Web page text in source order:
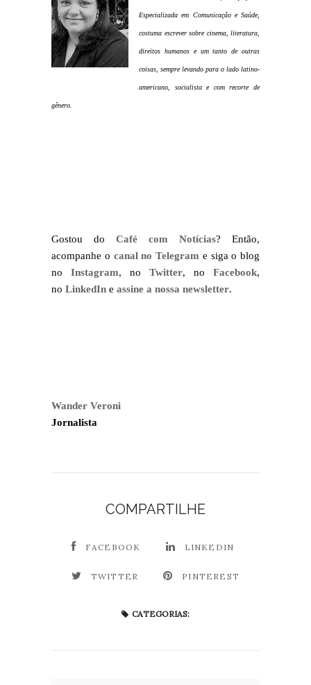
Especializada em Comunicação e Saúde,
costuma escrever sobre cinema, literatura,
direitos humanos e um tanto de outras
coisas, sempre levando para o lado latino-
americano, socialista e com recorte de
gênero
Gostou do Café com Notícias? Então,
acompanhe o canal no Telegram e siga o blog
no Instagram, no Twitter, no Facebook,
no LinkedIn e assine a nossa newsletter.
Wander Veroni
Jornalista
COMPARTILHE
FACEBOOK LINKEDIN
TWITTER PINTEREST
CATEGORIAS: